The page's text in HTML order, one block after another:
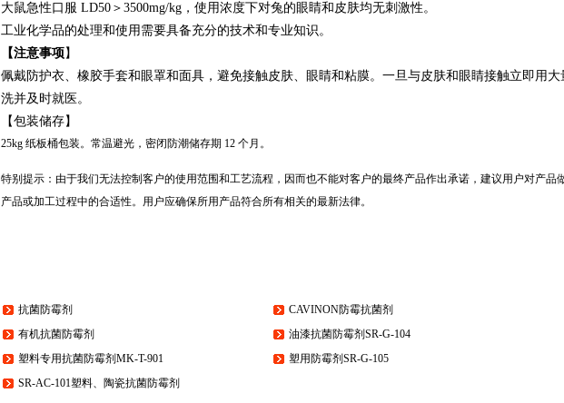
大鼠急性口服 LD50＞3500mg/kg，使用浓度下对兔的眼睛和皮肤均无刺激性。
工业化学品的处理和使用需要具备充分的技术和专业知识。
【注意事项 】
佩戴防护衣、橡胶手套和眼罩和面具，避免接触皮肤、眼睛和粘膜。一旦与皮肤和眼睛接触立即用
洗并及时就医。
【包装储存】
25kg 纸板桶包装。常温避光，密闭防潮储存期 12 个月。
特别提示：由于我们无法控制客户的使用范围和工艺流程，因而也不能对客户的最终产品作出承诺，建议用户对产品
产品或加工过程中的合适性。用户应确保所用产品符合所有相关的最新法律。
抗菌防霉剂
CAVINON防霉抗菌剂
有机抗菌防霉剂
油漆抗菌防霉剂SR-G-104
塑料专用抗菌防霉剂MK-T-901
塑用防霉剂SR-G-105
SR-AC-101塑料、陶瓷抗菌防霉剂